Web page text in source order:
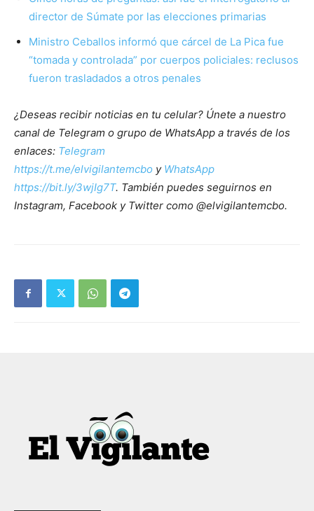
director de Súmate por las elecciones primarias
Ministro Ceballos informó que cárcel de La Pica fue
“tomada y controlada” por cuerpos policiales: reclusos
fueron trasladados a otros penales
¿Deseas recibir noticias en tu celular? Únete a nuestro
canal de Telegram o grupo de WhatsApp a través de los
enlaces: Telegram
https://t.me/elvigilantemcbo y WhatsApp
https://bit.ly/3wjIg7T. También puedes seguirnos en
Instagram, Facebook y Twitter como @elvigilantemcbo.